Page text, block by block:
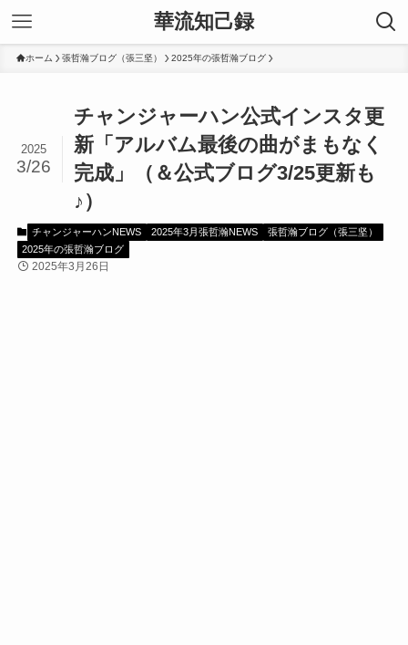
華流知己録
ホーム 張哲瀚ブログ（張三坚） 2025年の張哲瀚ブログ
チャンジャーハン公式インスタ更
新「アルバム最後の曲がまもなく
完成」（＆公式ブログ3/25更新も
♪）
2025
3/26
チャンジャーハンNEWS 2025年3月張哲瀚NEWS
張哲瀚ブログ（張三坚）
2025年の張哲瀚ブログ
2025年3月26日